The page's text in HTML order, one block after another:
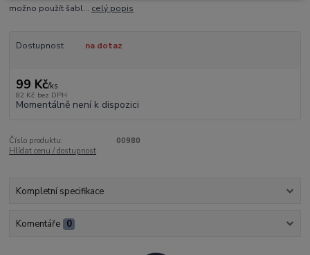
možno použít šabl... celý popis
Dostupnost na dotaz
99 Kč/ks
82 Kč bez DPH
Momentálně není k dispozici
Číslo produktu:
00980
Hlídat cenu / dostupnost
Kompletní specifikace
Komentáře 0